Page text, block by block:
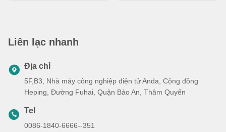
Liên lạc nhanh
Địa chỉ
5F,B3, Nhà máy công nghiệp điện tử Anda, Cộng đồng
Heping, Đường Fuhai, Quận Bảo An, Thâm Quyến
Tel
0086-1840-6666--351